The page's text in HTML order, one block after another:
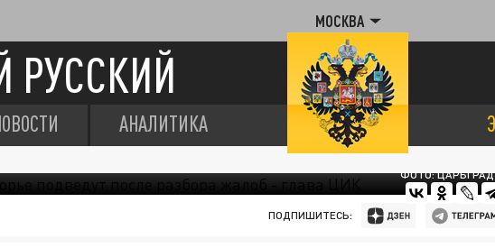
МОСКВА
РУССКИЙ
АНАЛИТИКА
ФОТО: ЦАРЬГРАД
ПОДПИШИТЕСЬ: